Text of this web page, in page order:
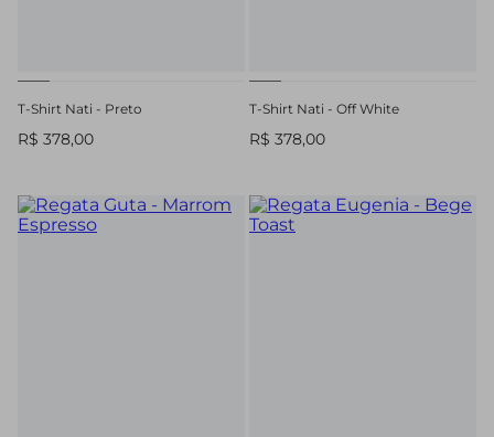
T-Shirt Nati - Preto
R$ 378,00
T-Shirt Nati - Off White
R$ 378,00